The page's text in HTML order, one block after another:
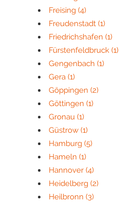
Freising (4)
Freudenstadt (1)
Friedrichshafen (1)
Fürstenfeldbruck (1)
Gengenbach (1)
Gera (1)
Göppingen (2)
Göttingen (1)
Gronau (1)
Güstrow (1)
Hamburg (5)
Hameln (1)
Hannover (4)
Heidelberg (2)
Heilbronn (3)